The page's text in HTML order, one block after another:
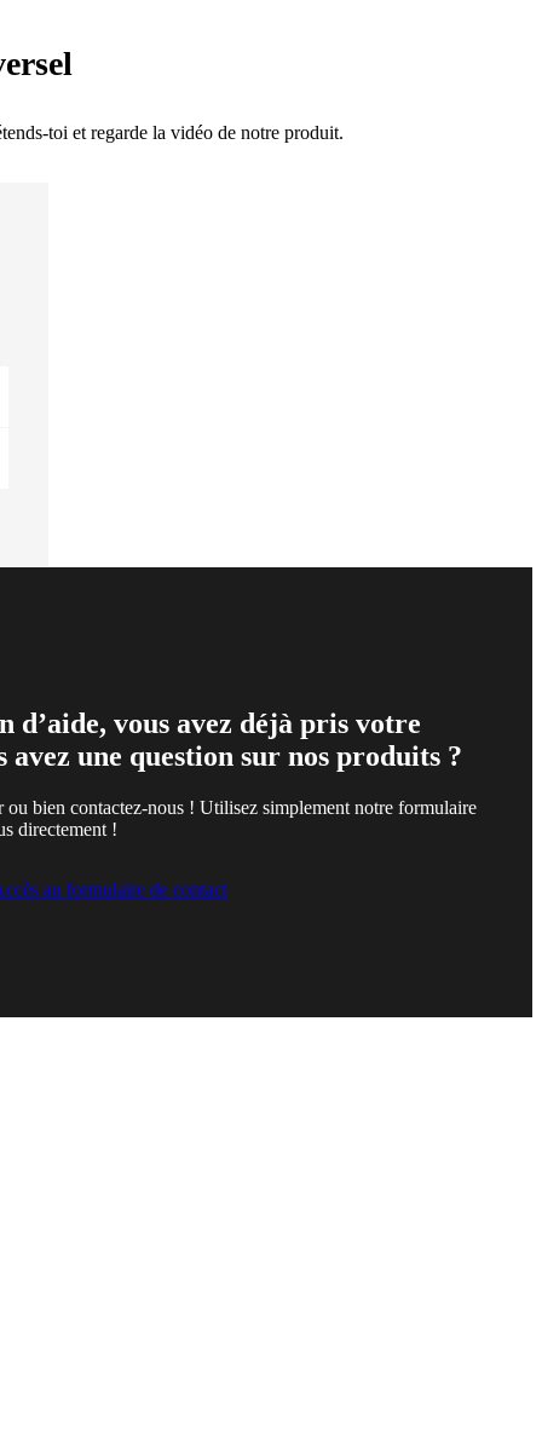
toi et regarde la vidéo de notre produit.
d’aide, vous avez déjà pris votre
avez une question sur nos produits ?
bien contactez-nous ! Utilisez simplement notre formulaire
directement !
au formulaire de contact